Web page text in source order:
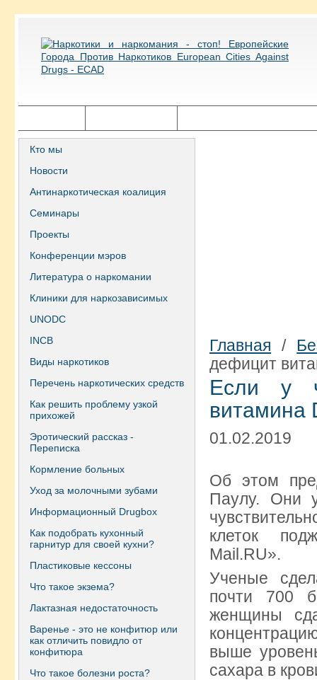
Кто мы
Новости
Антинаркотическая коалиция
Семинары
Проекты
Конференции мэров
Литература о наркомании
Клиники для наркозависимых
UNODC
INCB
Виды наркотиков
Перечень наркотических средств
Как решить проблему узкой
прихожей
Эротический рассказ -
Переписка
Кормление больных
Уход за молочными зубами
Информационный Drugbox
Как подобрать кухонный
гарнитур для своей кухни?
Пластиковые кессоны
Что такое экзема?
Лактазная недостаточность
Варенье - это не конфитюр или
как отличить повидло от
конфитюра
Что такое болезни роста?
Главная /
дефицит
Если у
витамина
01.02.2019
Об этом
Паулу. Они
клеток
Mail.RU».
Ученые
почти 700
женщины
выше
сахара в